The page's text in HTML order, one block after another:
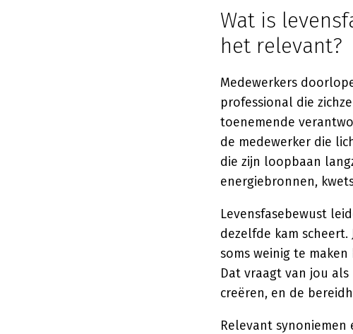
Wat is
het relevant?
Medewerkers
professional die
toenemende
de medewerker die
die zijn loopbaan
energiebronnen,
Levensfasebewust
dezelfde kam
soms weinig te
Dat vraagt van jou
creëren, en de
Relevant